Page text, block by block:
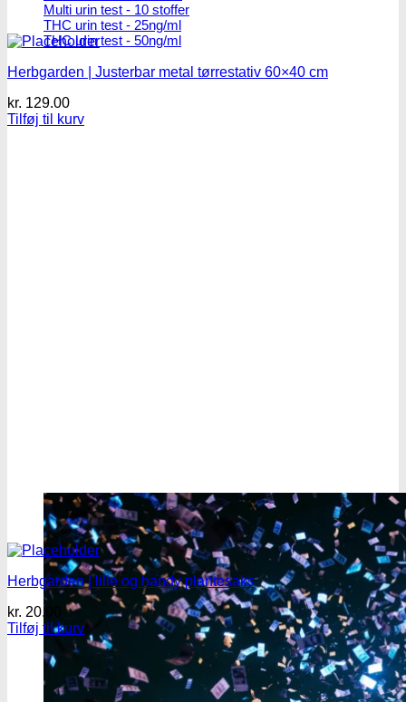
Multi urin test - 10 stoffer
THC urin test - 25ng/ml
THC urin test - 50ng/ml
Herbgarden | Justerbar metal tørrestativ 60×40 cm
kr. 129.00
Tilføj til kurv
Herbgarden | lille og handy plantesaks
kr. 20.00
Tilføj til kurv